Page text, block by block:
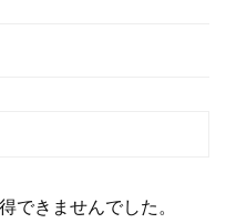
できませんでした。